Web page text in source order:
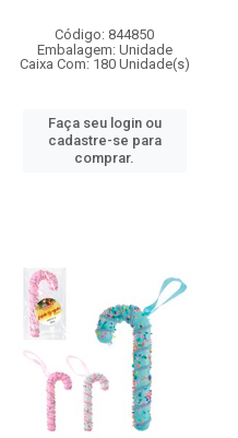
Código: 844850
Embalagem: Unidade
Caixa Com: 180 Unidade(s)
Faça seu login ou
cadastre-se para
comprar.